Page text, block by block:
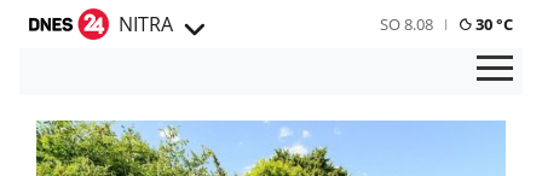
NITRA SO 8.08 30 °C